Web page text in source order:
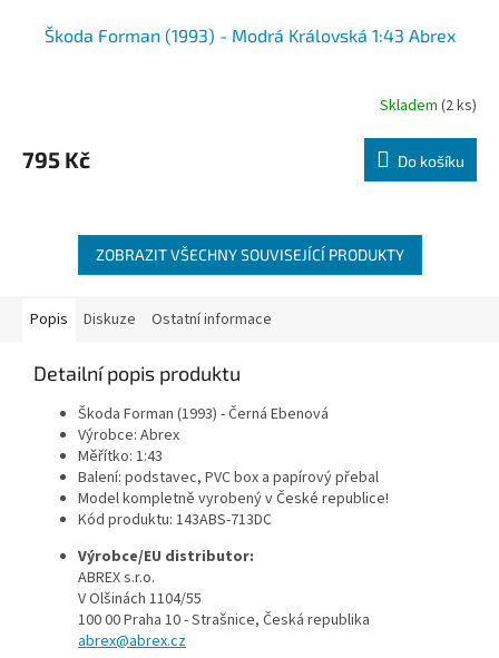
Škoda Forman (1993) - Modrá Královská 1:43 Abrex
produktu
je
Skladem(2 ks)
795 Kč Do košíku
ZOBRAZIT VŠECHNY SOUVISEJÍCÍ PRODUKTY
Popis Diskuze Ostatní informace
Detailní popis produktu
Škoda Forman (1993) - Černá Ebenová
Výrobce: Abrex
Měřítko: 1:43
Balení: podstavec, PVC box a papírový přebal
Model kompletně vyrobený v České republice!
Kód produktu: 143ABS-713DC
Výrobce/EU distributor:
ABREX s.r.o.
V Olšinách 1104/55
100 00 Praha 10 - Strašnice, Česká republika
abrex@abrex.cz